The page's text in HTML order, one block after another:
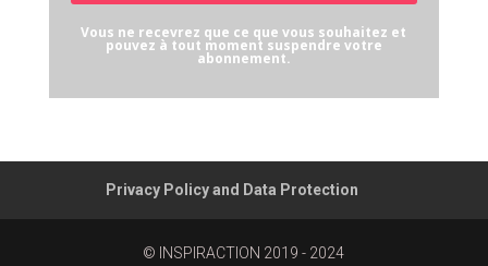
Vous ne recevrez que ce que vous souhaitez et
pouvez à tout moment suspendre votre
abonnement.
Privacy Policy and Data Protection
© INSPIRACTION 2019 - 2024